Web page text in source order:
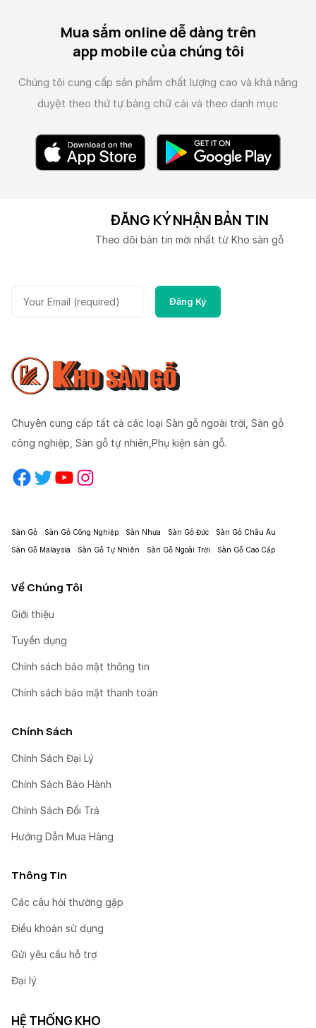
Mua sắm online dễ dàng trên
app mobile của chúng tôi
Chúng tôi cung cấp sản phẩm chất lượng cao và khả năng
duyệt theo thứ tự bảng chữ cái và theo danh mục
ĐĂNG KÝ NHẬN BẢN TIN
Theo dõi bản tin mời nhất từ Kho sàn gỗ
Chuyên cung cấp tất cả các loại Sàn gỗ ngoài trời, Sàn gỗ
công nghiệp, Sàn gỗ tự nhiên,Phụ kiện sàn gỗ.
Facebook Twitter YouTube Instagram
Sàn Gỗ Sàn Gỗ Công Nghiệp Sàn Nhựa Sàn Gỗ Đức Sàn Gỗ Châu Âu
Sàn Gỗ Malaysia Sàn Gỗ Tự Nhiên Sàn Gỗ Ngoài Trời Sàn Gỗ Cao Cấp
Về Chúng Tôi
Giới thiệu
Tuyển dụng
Chính sách bảo mật thông tin
Chính sách bảo mật thanh toán
Chính Sách
Chính Sách Đại Lý
Chính Sách Bảo Hành
Chính Sách Đổi Trả
Hướng Dẫn Mua Hàng
Thông Tin
Các câu hỏi thường gặp
Điều khoản sử dụng
Gửi yêu cầu hỗ trợ
Đại lý
HỆ THỐNG KHO